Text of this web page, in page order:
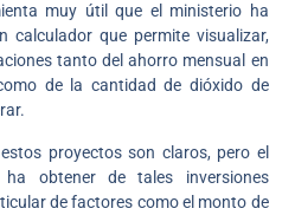
muy útil que el ministerio ha
calculador que permite visualizar,
tanto del ahorro mensual en
de la cantidad de dióxido de
proyectos son claros, pero el
ha obtener de tales inversiones
de factores como el monto de